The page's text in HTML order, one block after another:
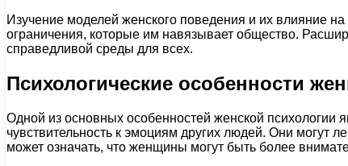
Изучение моделей женского поведения и их влияние
ограничения, которые им навязывает общество.
справедливой среды для всех.
Психологические особенности
Одной из основных особенностей женской
чувствительность к эмоциям других людей. Они
может означать, что женщины могут быть более